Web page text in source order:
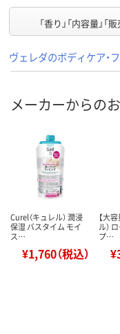
「香り」「内容量」
ヴェレダのボディケア・
メーカーからの
Curel（キュレル） 潤浸
保湿 バスタイム モイ
ス…
¥1,760（税込）
【大
ル）
プ…